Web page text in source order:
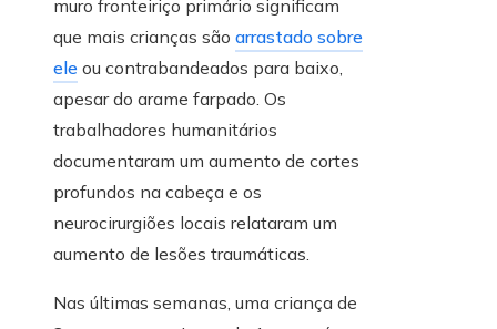
muro fronteiriço primário significam
que mais crianças são arrastado sobre
ele ou contrabandeados para baixo,
apesar do arame farpado. Os
trabalhadores humanitários
documentaram um aumento de cortes
profundos na cabeça e os
neurocirurgiões locais relataram um
aumento de lesões traumáticas.
Nas últimas semanas, uma criança de